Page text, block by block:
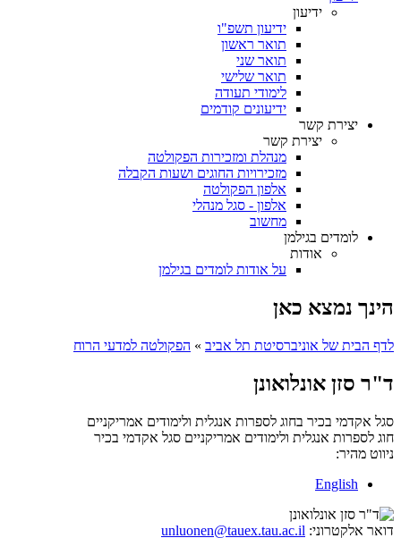
ידיעון
ידיעון תשפ"ו
תואר ראשון
תואר שני
תואר שלישי
לימודי תעודה
ידיעונים קודמים
יצירת קשר
יצירת קשר
מנהלת ומזכירות הפקולטה
מזכירויות החוגים ושעות הקבלה
אלפון הפקולטה
אלפון - סגל מנהלי
מחשוב
לומדים בגילמן
אודות
על אודות לומדים בגילמן
הינך נמצא כאן
לדף הבית של אוניברסיטת תל אביב » הפקולטה למדעי הרוח
ד"ר סזן אונלואונן
סגל אקדמי בכיר בחוג לספרות אנגלית ולימודים אמריקניים
חוג לספרות אנגלית ולימודים אמריקניים סגל אקדמי בכיר
ניווט מהיר:
English
דואר אלקטרוני: unluonen@tauex.tau.ac.il